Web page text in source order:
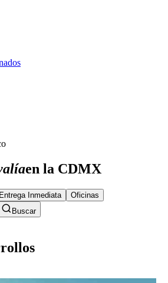
en la CDMX
Entrega Inmediata
Oficinas
Buscar